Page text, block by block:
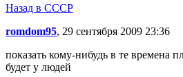
Назад в СССР
romdom95, 29 сентября 2009 23:36
показать кому-нибудь в те времена
будет у людей